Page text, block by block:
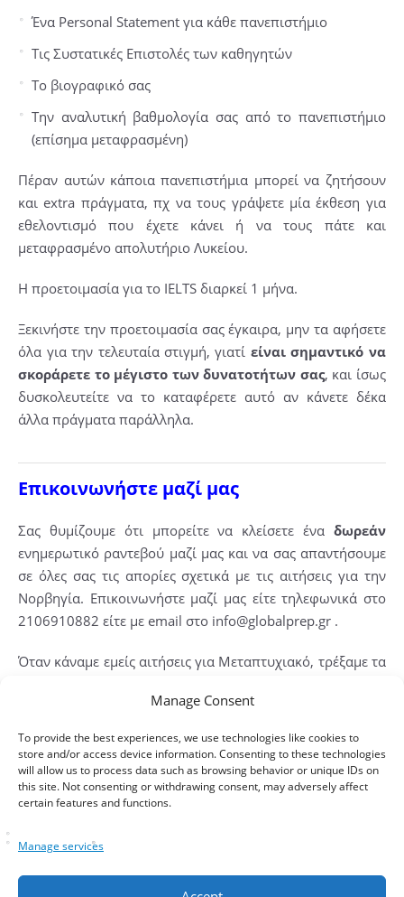
Manage Consent
To provide the best experiences, we use technologies like cookies to
store and/or access device information. Consenting to these technologies
will allow us to process data such as browsing behavior or unique IDs on
this site. Not consenting or withdrawing consent, may adversely affect
certain features and functions.
Manage services
Ένα Personal Statement για κάθε πανεπιστήμιο
Τις Συστατικές Επιστολές των καθηγητών
Το βιογραφικό σας
Την αναλυτική βαθμολογία σας από το πανεπιστήμιο
(επίσημα μεταφρασμένη)
Πέραν αυτών κάποια πανεπιστήμια μπορεί να ζητήσουν
και extra πράγματα, πχ να τους γράψετε μία έκθεση για
εθελοντισμό που έχετε κάνει ή να τους πάτε και
μεταφρασμένο απολυτήριο Λυκείου.
Η προετοιμασία για το IELTS διαρκεί 1 μήνα.
Ξεκινήστε την προετοιμασία σας έγκαιρα, μην τα αφήσετε
όλα για την τελευταία στιγμή, γιατί είναι σημαντικό να
σκοράρετε το μέγιστο των δυνατοτήτων σας, και ίσως
δυσκολευτείτε να το καταφέρετε αυτό αν κάνετε δέκα
άλλα πράγματα παράλληλα.
Επικοινωνήστε μαζί μας
Σας θυμίζουμε ότι μπορείτε να κλείσετε ένα δωρεάν
ενημερωτικό ραντεβού μαζί μας και να σας απαντήσουμε
σε όλες σας τις απορίες σχετικά με τις αιτήσεις για την
Νορβηγία. Επικοινωνήστε μαζί μας είτε τηλεφωνικά στο
2106910882 είτε με email στο info@globalprep.gr .
Όταν κάναμε εμείς αιτήσεις για Μεταπτυχιακό, τρέξαμε τα
από την δική μας εμπειρία, να ακολουθήστε στα βήματα
καλύτερα.
Και του χρόνου να μιλάτε εσείς στους επόμενους
~Η Ομάδα του Global Prep